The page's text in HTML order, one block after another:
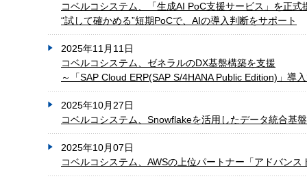
コベルコシステム、「生成AI PoC支援サービス」を正式
“試して確かめる”短期PoCで、AIの導入判断をサポート
2025年11月11日
コベルコシステム、ゼネラルのDX基盤構築を支援
～「SAP Cloud ERP(SAP S/4HANA Public Edition)」導
2025年10月27日
コベルコシステム、Snowflakeを活用したデータ統合基
2025年10月07日
コベルコシステム、AWSの上位パートナー「アドバン